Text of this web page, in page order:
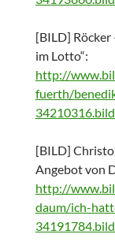
[BILD] Röcker
im Lotto“:
http://
fuerth/
[BILD]
Angebot von
http://
daum/ich-